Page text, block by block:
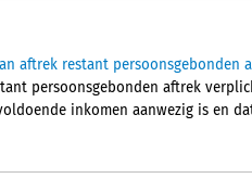
aftrek restant persoonsgebonden
persoonsgebonden aftrek
inkomen aanwezig is en